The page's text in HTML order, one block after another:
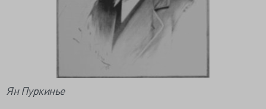
Ян Пуркинье